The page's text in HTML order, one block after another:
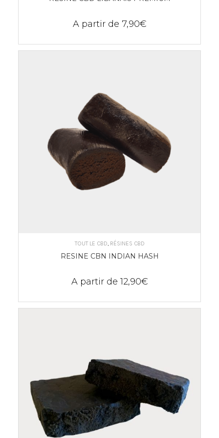
A partir de 7,90€
CHOIX DES OPTIONS
TOUT LE CBD, RÉSINES CBD
RESINE CBN INDIAN HASH
A partir de 12,90€